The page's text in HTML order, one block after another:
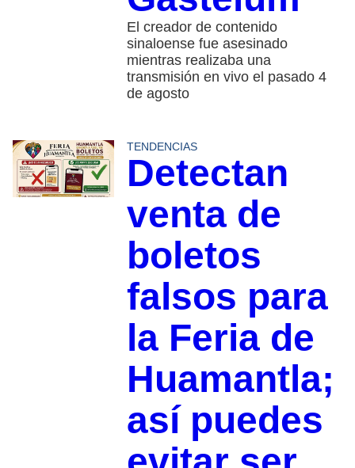
El creador de contenido
sinaloense fue asesinado
mientras realizaba una
transmisión en vivo el pasado 4
de agosto
TENDENCIAS
Detectan
venta de
boletos
falsos para
la Feria de
Huamantla;
así puedes